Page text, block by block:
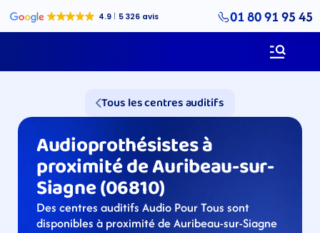
01 80 91 95 45
Tous les centres auditifs
Audioprothésistes à
proximité de Auribeau-sur-
Siagne (06810)
Des centres auditifs Audio Pour Tous sont
disponibles à proximité de Auribeau-sur-Siagne